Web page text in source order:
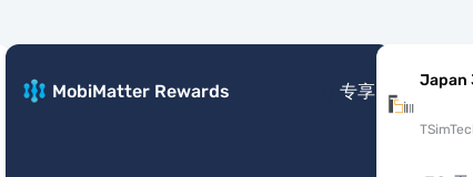
MobiMatter Rewards 专享
Japan